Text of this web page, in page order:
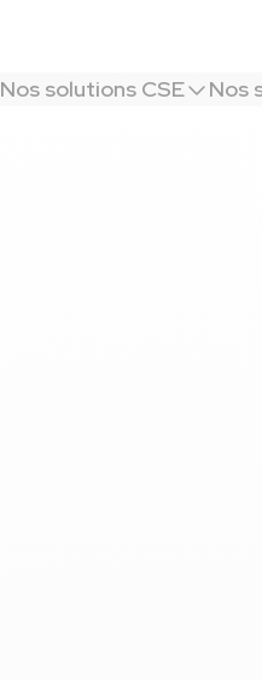
Nos solutions CSE Nos